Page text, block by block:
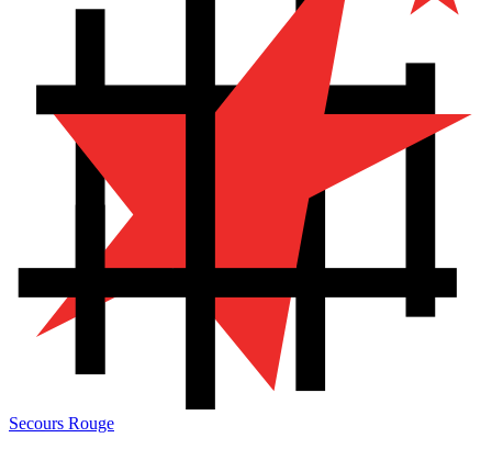
Secours Rouge